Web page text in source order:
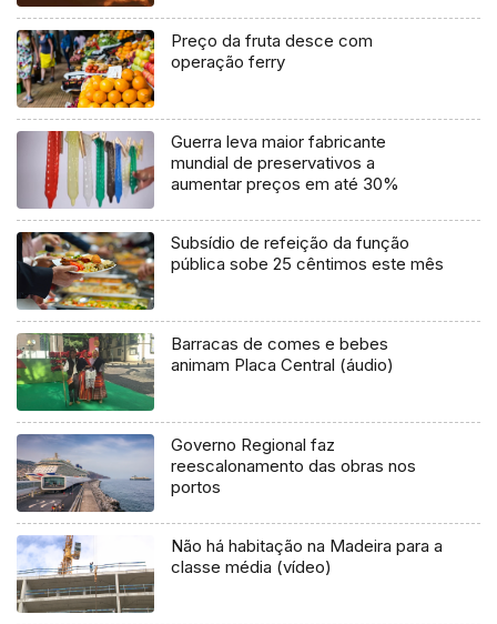
Preço da fruta desce com
operação ferry
Guerra leva maior fabricante
mundial de preservativos a
aumentar preços em até 30%
Subsídio de refeição da função
pública sobe 25 cêntimos este mês
Barracas de comes e bebes
animam Placa Central (áudio)
Governo Regional faz
reescalonamento das obras nos
portos
Não há habitação na Madeira para a
classe média (vídeo)